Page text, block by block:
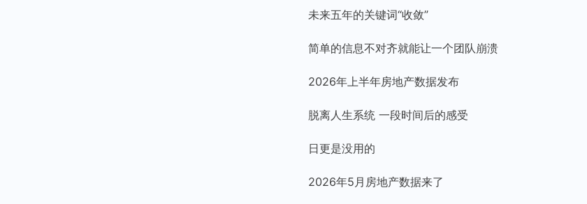
未来五年的关键词“收敛”
简单的信息不对齐就能让一个团队崩溃
2026年上半年房地产数据发布
脱离人生系统 一段时间后的感受
日更是没用的
2026年5月房地产数据来了